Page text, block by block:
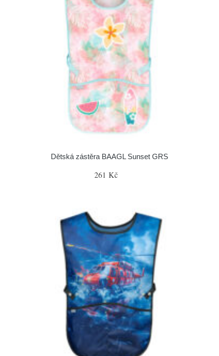
Dětská zástěra BAAGL Sunset GRS
261 Kč